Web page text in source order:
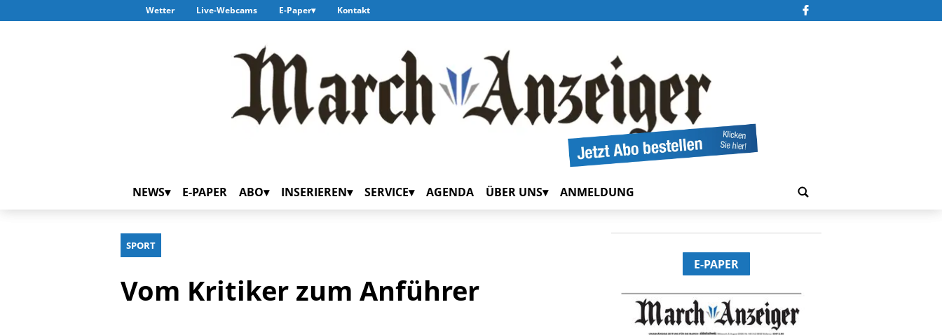
Wetter Live-Webcams E-Paper Kontakt
NEWS E-PAPER ABO INSERIEREN SERVICE AGENDA ÜBER UNS ANMELDUNG
SPORT
Vom Kritiker zum Anführer
E-PAPER